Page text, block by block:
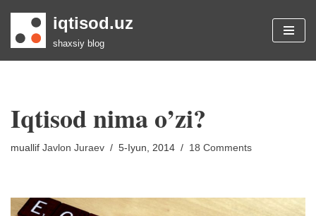
Skip
iqtisod.uz
shaxsiy blog
Iqtisod nima o’zi?
muallif Javlon Juraev 5-Iyun, 2014 18 Comments